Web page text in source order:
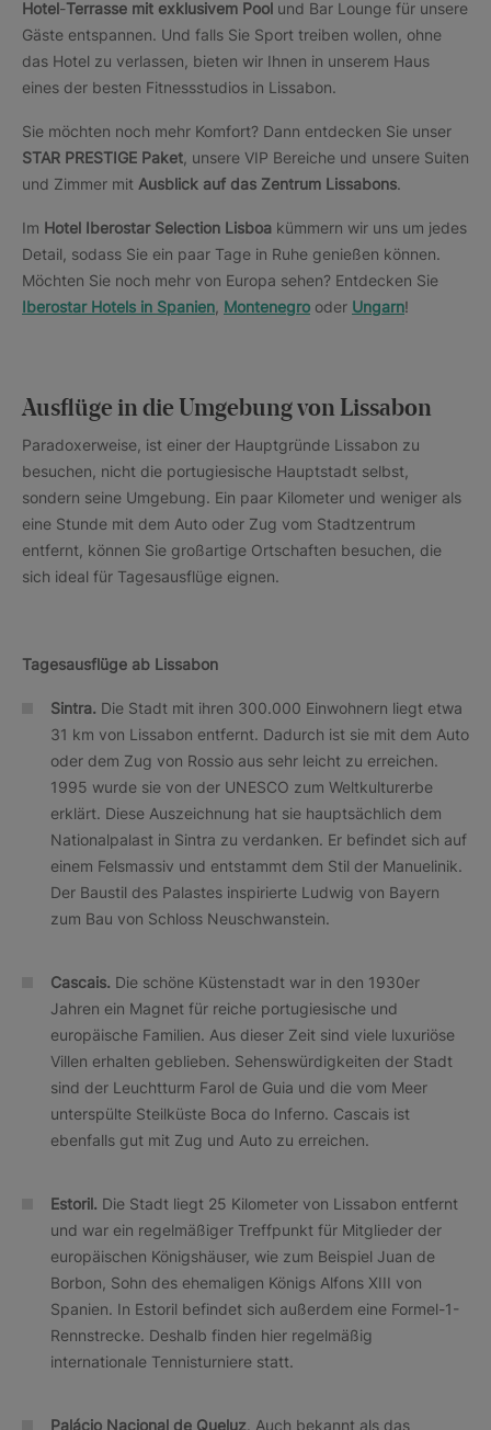
Hotel-Terrasse mit exklusivem Pool und Bar Lounge für unsere
Gäste entspannen. Und falls Sie Sport treiben wollen, ohne
das Hotel zu verlassen, bieten wir Ihnen in unserem Haus
eines der besten Fitnessstudios in Lissabon.
Sie möchten noch mehr Komfort? Dann entdecken Sie unser
STAR PRESTIGE Paket , unsere VIP Bereiche und unsere Suiten
und Zimmer mit Ausblick auf das Zentrum Lissabons.
Im Hotel Iberostar Selection Lisboa kümmern wir uns um jedes
Detail, sodass Sie ein paar Tage in Ruhe genießen können.
Möchten Sie noch mehr von Europa sehen? Entdecken Sie
Iberostar Hotels in Spanien Montenegro oder Ungarn!
Ausflüge in die Umgebung von Lissabon
Paradoxerweise, ist einer der Hauptgründe Lissabon zu
besuchen, nicht die portugiesische Hauptstadt selbst,
sondern seine Umgebung. Ein paar Kilometer und weniger als
eine Stunde mit dem Auto oder Zug vom Stadtzentrum
entfernt, können Sie großartige Ortschaften besuchen, die
sich ideal für Tagesausflüge eignen.
Tagesausflüge ab Lissabon
Sintra. Die Stadt mit ihren 300.000 Einwohnern liegt etwa
31 km von Lissabon entfernt. Dadurch ist sie mit dem Auto
oder dem Zug von Rossio aus sehr leicht zu erreichen.
1995 wurde sie von der UNESCO zum Weltkulturerbe
erklärt. Diese Auszeichnung hat sie hauptsächlich dem
Nationalpalast in Sintra zu verdanken. Er befindet sich auf
einem Felsmassiv und entstammt dem Stil der Manuelinik.
Der Baustil des Palastes inspirierte Ludwig von Bayern
zum Bau von Schloss Neuschwanstein.
Cascais. Die schöne Küstenstadt war in den 1930er
Jahren ein Magnet für reiche portugiesische und
europäische Familien. Aus dieser Zeit sind viele luxuriöse
Villen erhalten geblieben. Sehenswürdigkeiten der Stadt
sind der Leuchtturm Farol de Guia und die vom Meer
unterspülte Steilküste Boca do Inferno. Cascais ist
ebenfalls gut mit Zug und Auto zu erreichen.
Estoril. Die Stadt liegt 25 Kilometer von Lissabon entfernt
und war ein regelmäßiger Treffpunkt für Mitglieder der
europäischen Königshäuser, wie zum Beispiel Juan de
Borbon, Sohn des ehemaligen Königs Alfons XIII von
Spanien. In Estoril befindet sich außerdem eine Formel-1-
Rennstrecke. Deshalb finden hier regelmäßig
internationale Tennisturniere statt.
Palácio Nacional de Queluz. Auch bekannt als das